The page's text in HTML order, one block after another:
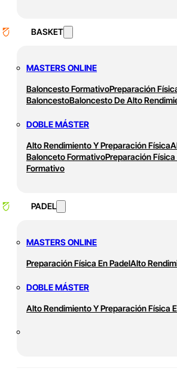
BASKET
MASTERS ONLINE
Baloncesto FormativoPreparación
BaloncestoBaloncesto De Alto
DOBLE MÁSTER
Alto Rendimiento Y Preparación Física
Balonceto FormativoPreparación
Formativo
PADEL
MASTERS ONLINE
Preparación Física En PadelAlto
DOBLE MÁSTER
Alto Rendimiento Y Preparación Física